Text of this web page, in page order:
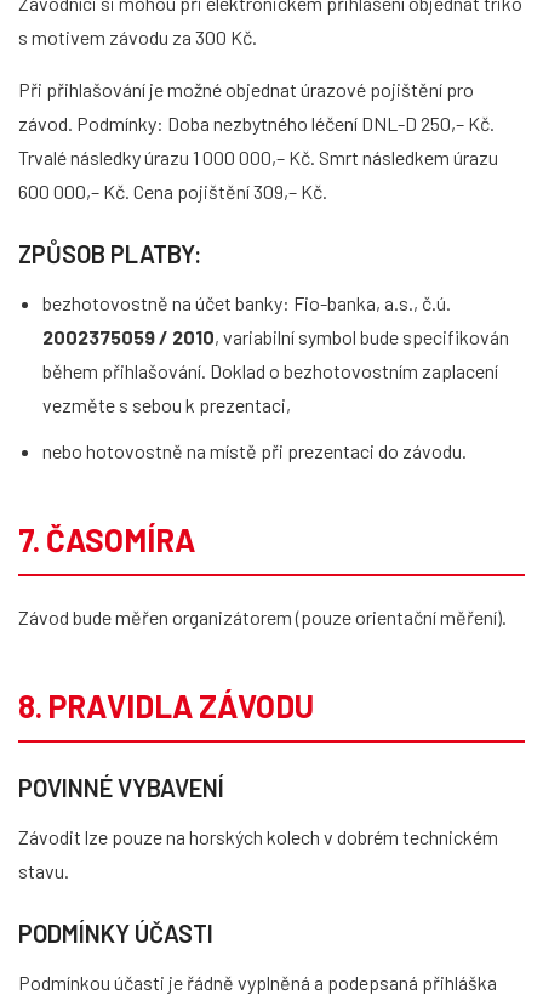
s motivem závodu za 300 Kč.
Při přihlašování je možné objednat úrazové pojištění pro
závod. Podmínky: Doba nezbytného léčení DNL-D 250,– Kč.
Trvalé následky úrazu 1 000 000,– Kč. Smrt následkem úrazu
600 000,– Kč. Cena pojištění 309,– Kč.
ZPŮSOB PLATBY:
bezhotovostně na účet banky: Fio-banka, a.s., č.ú.
2002375059 / 2010, variabilní symbol bude specifikován
během přihlašování. Doklad o bezhotovostním zaplacení
vezměte s sebou k prezentaci,
nebo hotovostně na místě při prezentaci do závodu.
7. ČASOMÍRA
Závod bude měřen organizátorem (pouze orientační měření).
8. PRAVIDLA ZÁVODU
POVINNÉ VYBAVENÍ
Závodit lze pouze na horských kolech v dobrém technickém
stavu.
PODMÍNKY ÚČASTI
Podmínkou účasti je řádně vyplněná a podepsaná přihláška